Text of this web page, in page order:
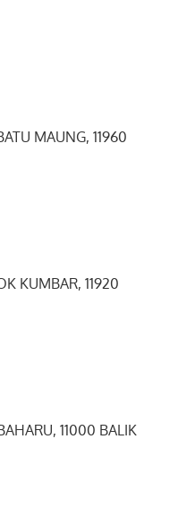
MAUNG, 11960
KUMBAR, 11920
11000 BALIK